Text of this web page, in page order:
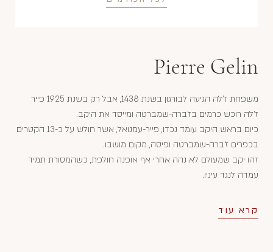
Pierre Gelin
משפחת ז'לה הגיעה לבורגון בשנת 1438, אבל רק בשנת 1925 פייר
ז'לה רוכש כרמים בז'ברה-שמברטה ומייסד את היקב.
כיום בראש היקב עומד נכדו, פייר-עמנואל, אשר חולש על כ-13 הקטרים
בכפרים ז'ברה-שמברטה ופיסה, מקום מושבו.
זהו יקב שמעולם לא נהה אחרי אף אופנה חולפת, כשהמסורת תמיד
עמדה לנגד עיניו.
קרא עוד